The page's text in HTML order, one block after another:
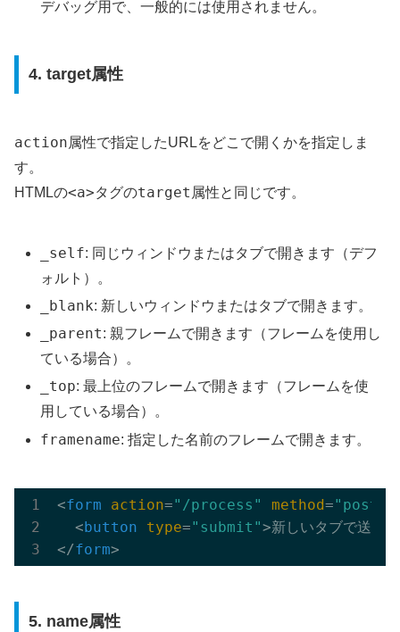
デバッグ用で、一般的には使用されません。
4. target属性
action属性で指定したURLをどこで開くかを指定しま
す。
HTMLの<a>タグのtarget 属性と同じです。
_self: 同じウィンドウまたはタブで開きます（デフ
ォルト）。
_blank: 新しいウィンドウまたはタブで開きます。
_parent: 親フレームで開きます（フレームを使用し
ている場合）。
_top: 最上位のフレームで開きます（フレームを使
用している場合）。
framename: 指定した名前のフレームで開きます。
<form action="/process" method="post"
<button type="submit">新しいタブで送信
</form>
5. name属性